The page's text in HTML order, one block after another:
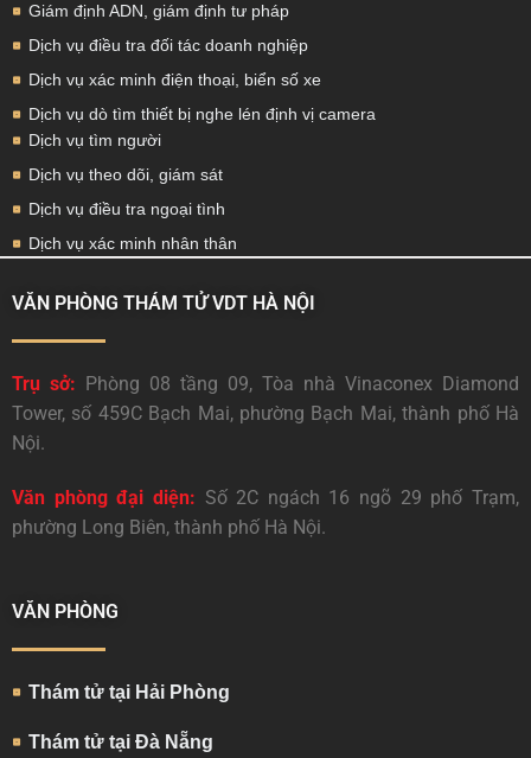
Giám định ADN, giám định tư pháp
Dịch vụ điều tra đối tác doanh nghiệp
Dịch vụ xác minh điện thoại, biển số xe
Dịch vụ dò tìm thiết bị nghe lén định vị camera
Dịch vụ tìm người
Dịch vụ theo dõi, giám sát
Dịch vụ điều tra ngoại tình
Dịch vụ xác minh nhân thân
VĂN PHÒNG THÁM TỬ VDT HÀ NỘI
Trụ sở:
Phòng 08 tầng 09, Tòa nhà Vinaconex Diamond
Tower, số 459C Bạch Mai, phường Bạch Mai, thành phố Hà
Nội.
Văn phòng đại diện: Số 2C ngách 16 ngõ 29 phố Trạm,
phường Long Biên, thành phố Hà Nội.
VĂN PHÒNG
Thám tử tại Hải Phòng
Thám tử tại Đà Nẵng